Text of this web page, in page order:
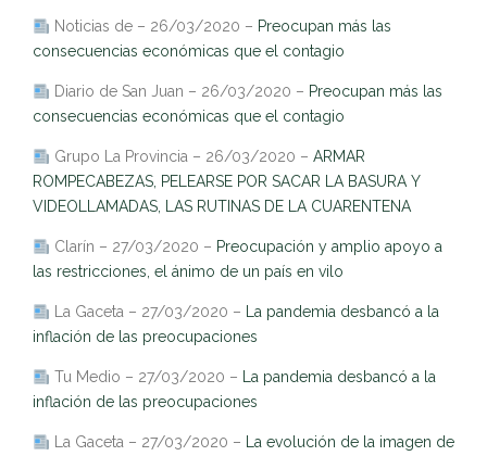
Noticias de – 26/03/2020 – Preocupan más las
consecuencias económicas que el contagio
Diario de San Juan – 26/03/2020 – Preocupan más las
consecuencias económicas que el contagio
Grupo La Provincia – 26/03/2020 – ARMAR
ROMPECABEZAS, PELEARSE POR SACAR LA BASURA Y
VIDEOLLAMADAS, LAS RUTINAS DE LA CUARENTENA
Clarín – 27/03/2020 – Preocupación y amplio apoyo a
las restricciones, el ánimo de un país en vilo
La Gaceta – 27/03/2020 – La pandemia desbancó a la
inflación de las preocupaciones
Tu Medio – 27/03/2020 – La pandemia desbancó a la
inflación de las preocupaciones
La Gaceta – 27/03/2020 – La evolución de la imagen de